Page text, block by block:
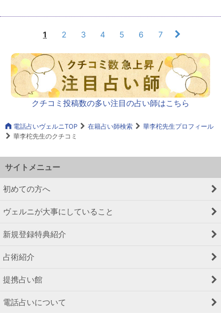
1 2 3 4 5 6 7
クチコミ投稿数の多い注目の占い師はこちら
電話占いヴェルニTOP 在籍占い師検索
華李柁先生プロフィール
華李柁先生のクチコミ
サイトメニュー
初めての方へ
ヴェルニが大事にしていること
新規登録特典紹介
占術紹介
提携占い館
電話占いについて